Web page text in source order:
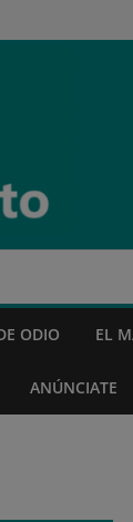
ODIO EL
ANÚNCIATE